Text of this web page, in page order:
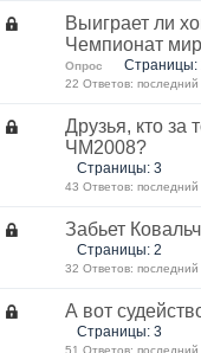
Выиграет ли
Чемпионат
Опрос Страницы:
22 Ответов:
Друзья, кто за
ЧМ2008?
Страницы: 3
43 Ответов:
Забьет
Страницы: 2
32 Ответов:
А вот
Страницы: 3
51 Ответов: